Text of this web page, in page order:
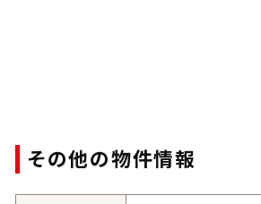
その他の物件情報